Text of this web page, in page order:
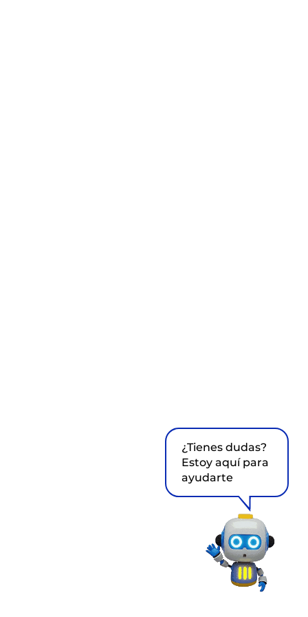
¿Tienes dudas?
Estoy aquí para
ayudarte